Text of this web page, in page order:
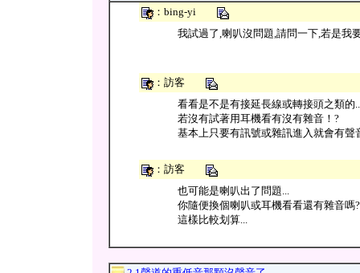
：bing-yi
我試過了,喇叭沒問題,請問一下,若是我
：訪客
看看是不是有接延長線或轉接頭之類的
若沒有試著用耳機看有沒有雜音！?
基本上只要有訊號或雜訊進入就會有聲
：訪客
也可能是喇叭出了問題...
你隨便換個喇叭或耳機看看還有雜音嗎
這樣比較划算...